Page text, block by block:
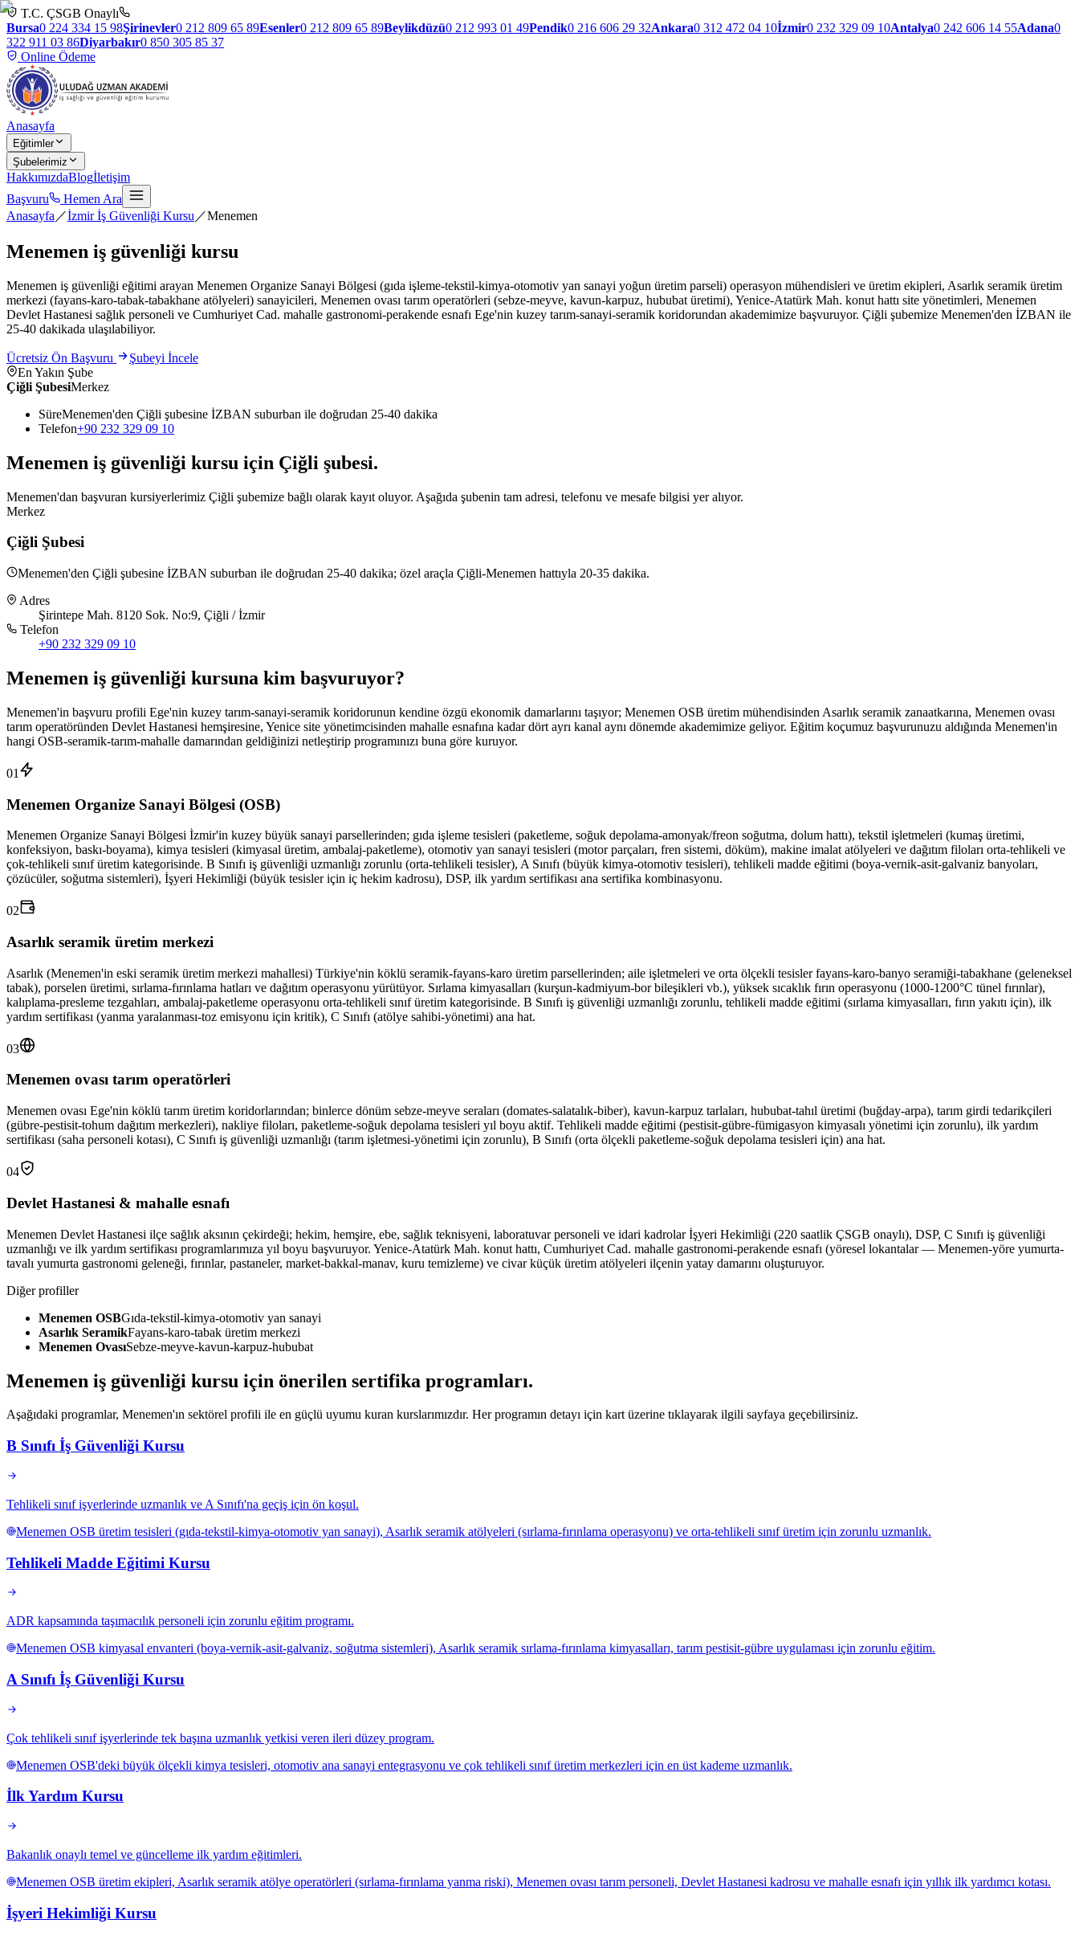
T.C. ÇSGB Onaylı
Bursa0 224 334 15 98Şirinevler0 212 809 65 89Esenler0 212 809 65 89Beylikdüzü0 212 993 01 49Pendik0 216 606 29 32Ankara0 312 472 04 10İzmir0 232 329 09 10Antalya0 242 606 14 55Adana0
322 911 03 86Diyarbakır0 850 305 85 37
Online Ödeme
Anasayfa
Eğitimler
Şubelerimiz
HakkımızdaBlogİletişim
Başvuru
Hemen Ara
Anasayfa ／İzmir İş Güvenliği Kursu ／Menemen
Menemen iş güvenliği kursu
Menemen iş güvenliği eğitimi arayan Menemen Organize Sanayi Bölgesi (gıda işleme-tekstil-kimya-otomotiv yan sanayi yoğun üretim parseli) operasyon mühendisleri ve üretim ekipleri, Asarlık seramik üretim
merkezi (fayans-karo-tabak-tabakhane atölyeleri) sanayicileri, Menemen ovası tarım operatörleri (sebze-meyve, kavun-karpuz, hububat üretimi), Yenice-Atatürk Mah. konut hattı site yönetimleri, Menemen
Devlet Hastanesi sağlık personeli ve Cumhuriyet Cad. mahalle gastronomi-perakende esnafı Ege'nin kuzey tarım-sanayi-seramik koridorundan akademimize başvuruyor. Çiğli şubemize Menemen'den İZBAN ile
25-40 dakikada ulaşılabiliyor.
Ücretsiz Ön Başvuru
Şubeyi İncele
En Yakın Şube
Çiğli ŞubesiMerkez
SüreMenemen'den Çiğli şubesine İZBAN suburban ile doğrudan 25-40 dakika
Telefon+90 232 329 09 10
Menemen iş güvenliği kursu için Çiğli şubesi.
Menemen'dan başvuran kursiyerlerimiz Çiğli şubemize bağlı olarak kayıt oluyor. Aşağıda şubenin tam adresi, telefonu ve mesafe bilgisi yer alıyor.
Merkez
Çiğli Şubesi
Menemen'den Çiğli şubesine İZBAN suburban ile doğrudan 25-40 dakika; özel araçla Çiğli-Menemen hattıyla 20-35 dakika.
Adres
Şirintepe Mah. 8120 Sok. No:9, Çiğli / İzmir
Telefon
+90 232 329 09 10
Menemen iş güvenliği kursuna kim başvuruyor?
Menemen'in başvuru profili Ege'nin kuzey tarım-sanayi-seramik koridorunun kendine özgü ekonomik damarlarını taşıyor; Menemen OSB üretim mühendisinden Asarlık seramik zanaatkarına, Menemen ovası
tarım operatöründen Devlet Hastanesi hemşiresine, Yenice site yönetimcisinden mahalle esnafına kadar dört ayrı kanal aynı dönemde akademimize geliyor. Eğitim koçumuz başvurunuzu aldığında Menemen'in
hangi OSB-seramik-tarım-mahalle damarından geldiğinizi netleştirip programınızı buna göre kuruyor.
01
Menemen Organize Sanayi Bölgesi (OSB)
Menemen Organize Sanayi Bölgesi İzmir'in kuzey büyük sanayi parsellerinden; gıda işleme tesisleri (paketleme, soğuk depolama-amonyak/freon soğutma, dolum hattı), tekstil işletmeleri (kumaş üretimi,
konfeksiyon, baskı-boyama), kimya tesisleri (kimyasal üretim, ambalaj-paketleme), otomotiv yan sanayi tesisleri (motor parçaları, fren sistemi, döküm), makine imalat atölyeleri ve dağıtım filoları orta-tehlikeli ve
çok-tehlikeli sınıf üretim kategorisinde. B Sınıfı iş güvenliği uzmanlığı zorunlu (orta-tehlikeli tesisler), A Sınıfı (büyük kimya-otomotiv tesisleri), tehlikeli madde eğitimi (boya-vernik-asit-galvaniz banyoları,
çözücüler, soğutma sistemleri), İşyeri Hekimliği (büyük tesisler için iç hekim kadrosu), DSP, ilk yardım sertifikası ana sertifika kombinasyonu.
02
Asarlık seramik üretim merkezi
Asarlık (Menemen'in eski seramik üretim merkezi mahallesi) Türkiye'nin köklü seramik-fayans-karo üretim parsellerinden; aile işletmeleri ve orta ölçekli tesisler fayans-karo-banyo seramiği-tabakhane (geleneksel
tabak), porselen üretimi, sırlama-fırınlama hatları ve dağıtım operasyonu yürütüyor. Sırlama kimyasalları (kurşun-kadmiyum-bor bileşikleri vb.), yüksek sıcaklık fırın operasyonu (1000-1200°C tünel fırınlar),
kalıplama-presleme tezgahları, ambalaj-paketleme operasyonu orta-tehlikeli sınıf üretim kategorisinde. B Sınıfı iş güvenliği uzmanlığı zorunlu, tehlikeli madde eğitimi (sırlama kimyasalları, fırın yakıtı için), ilk
yardım sertifikası (yanma yaralanması-toz emisyonu için kritik), C Sınıfı (atölye sahibi-yönetimi) ana hat.
03
Menemen ovası tarım operatörleri
Menemen ovası Ege'nin köklü tarım üretim koridorlarından; binlerce dönüm sebze-meyve seraları (domates-salatalık-biber), kavun-karpuz tarlaları, hububat-tahıl üretimi (buğday-arpa), tarım girdi tedarikçileri
(gübre-pestisit-tohum dağıtım merkezleri), nakliye filoları, paketleme-soğuk depolama tesisleri yıl boyu aktif. Tehlikeli madde eğitimi (pestisit-gübre-fümigasyon kimyasalı yönetimi için zorunlu), ilk yardım
sertifikası (saha personeli kotası), C Sınıfı iş güvenliği uzmanlığı (tarım işletmesi-yönetimi için zorunlu), B Sınıfı (orta ölçekli paketleme-soğuk depolama tesisleri için) ana hat.
04
Devlet Hastanesi & mahalle esnafı
Menemen Devlet Hastanesi ilçe sağlık aksının çekirdeği; hekim, hemşire, ebe, sağlık teknisyeni, laboratuvar personeli ve idari kadrolar İşyeri Hekimliği (220 saatlik ÇSGB onaylı), DSP, C Sınıfı iş güvenliği
uzmanlığı ve ilk yardım sertifikası programlarımıza yıl boyu başvuruyor. Yenice-Atatürk Mah. konut hattı, Cumhuriyet Cad. mahalle gastronomi-perakende esnafı (yöresel lokantalar — Menemen-yöre yumurta-
tavalı yumurta gastronomi geleneği, fırınlar, pastaneler, market-bakkal-manav, kuru temizleme) ve civar küçük üretim atölyeleri ilçenin yatay damarını oluşturuyor.
Diğer profiller
Menemen OSBGıda-tekstil-kimya-otomotiv yan sanayi
Asarlık SeramikFayans-karo-tabak üretim merkezi
Menemen OvasıSebze-meyve-kavun-karpuz-hububat
Menemen iş güvenliği kursu için önerilen sertifika programları.
Aşağıdaki programlar, Menemen'ın sektörel profili ile en güçlü uyumu kuran kurslarımızdır. Her programın detayı için kart üzerine tıklayarak ilgili sayfaya geçebilirsiniz.
B Sınıfı İş Güvenliği Kursu
Tehlikeli sınıf işyerlerinde uzmanlık ve A Sınıfı'na geçiş için ön koşul.
Menemen OSB üretim tesisleri (gıda-tekstil-kimya-otomotiv yan sanayi), Asarlık seramik atölyeleri (sırlama-fırınlama operasyonu) ve orta-tehlikeli sınıf üretim için zorunlu uzmanlık.
Tehlikeli Madde Eğitimi Kursu
ADR kapsamında taşımacılık personeli için zorunlu eğitim programı.
Menemen OSB kimyasal envanteri (boya-vernik-asit-galvaniz, soğutma sistemleri), Asarlık seramik sırlama-fırınlama kimyasalları, tarım pestisit-gübre uygulaması için zorunlu eğitim.
A Sınıfı İş Güvenliği Kursu
Çok tehlikeli sınıf işyerlerinde tek başına uzmanlık yetkisi veren ileri düzey program.
Menemen OSB'deki büyük ölçekli kimya tesisleri, otomotiv ana sanayi entegrasyonu ve çok tehlikeli sınıf üretim merkezleri için en üst kademe uzmanlık.
İlk Yardım Kursu
Bakanlık onaylı temel ve güncelleme ilk yardım eğitimleri.
Menemen OSB üretim ekipleri, Asarlık seramik atölye operatörleri (sırlama-fırınlama yanma riski), Menemen ovası tarım personeli, Devlet Hastanesi kadrosu ve mahalle esnafı için yıllık ilk yardımcı kotası.
İşyeri Hekimliği Kursu